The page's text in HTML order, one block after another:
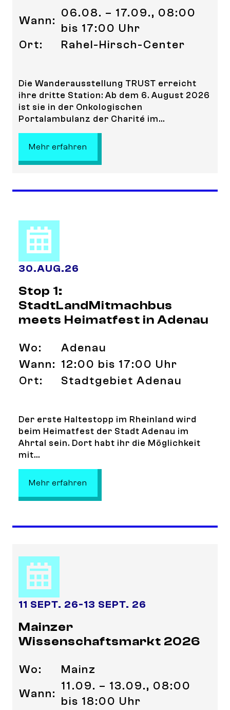
Wann:
06.08. – 17.09., 08:00
bis 17:00 Uhr
Ort:
Rahel-Hirsch-Center
Die Wanderausstellung TRUST erreicht
ihre dritte Station: Ab dem 6. August 2026
ist sie in der Onkologischen
Portalambulanz der Charité im...
Mehr erfahren
30.AUG.26
Stop 1:
StadtLandMitmachbus
meets Heimatfest in Adenau
Wo:
Adenau
Wann: 12:00 bis 17:00 Uhr
Ort:
Stadtgebiet Adenau
Der erste Haltestopp im Rheinland wird
beim Heimatfest der Stadt Adenau im
Ahrtal sein. Dort habt ihr die Möglichkeit
mit...
Mehr erfahren
11 SEPT. 26-13 SEPT. 26
Mainzer
Wissenschaftsmarkt 2026
Wo:
Mainz
Wann:
11.09. – 13.09., 08:00
bis 18:00 Uhr